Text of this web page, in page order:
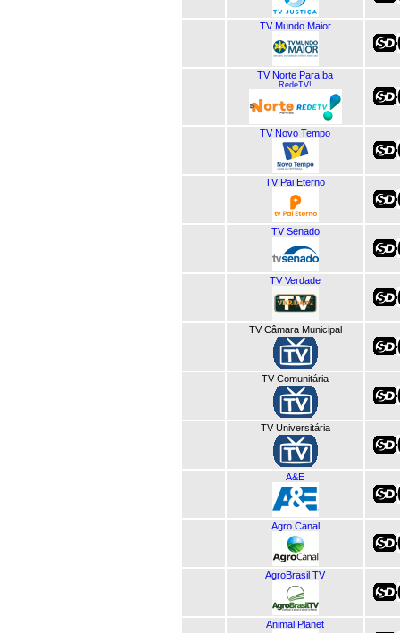
TV Mundo Maior
TV Norte Paraíba
RedeTV!
TV Novo Tempo
TV Pai Eterno
TV Senado
TV Verdade
TV Câmara Municipal
TV Comunitária
TV Universitária
A&E
Agro Canal
AgroBrasil TV
Animal Planet